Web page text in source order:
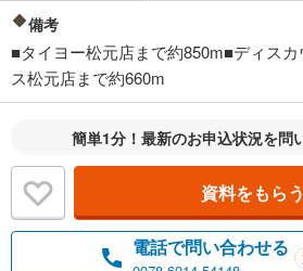
備考
■タイヨー松元店まで約850m■ディス
ス松元店まで約660m
簡単1分！最新のお申込状況を問
資料をもらう
電話で問い合わせる